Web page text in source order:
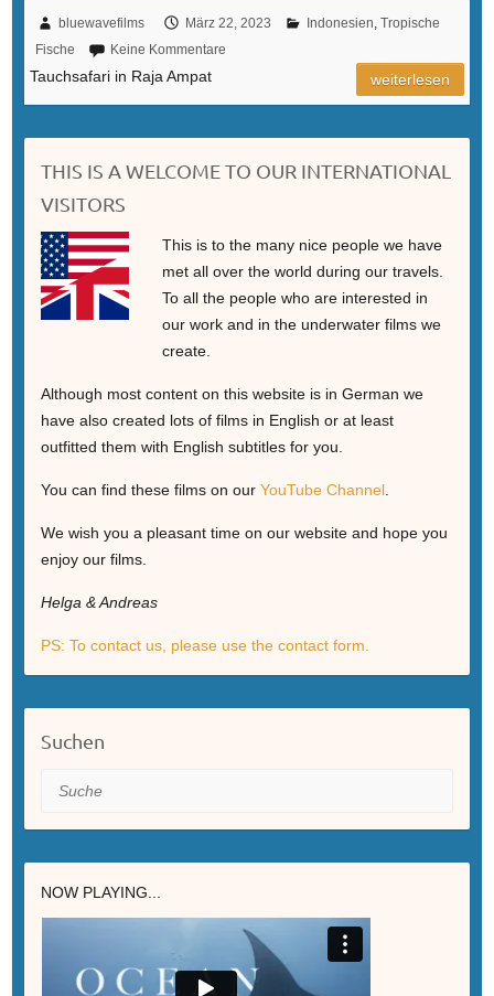
bluewavefilms März 22, 2023 Indonesien, Tropische
Fische
Keine Kommentare
Tauchsafari in Raja Ampat weiterlesen
THIS IS A WELCOME TO OUR INTERNATIONAL
VISITORS
This is to the many nice people we have
met all over the world during our travels.
To all the people who are interested in
our work and in the underwater films we
create.
Although most content on this website is in German we
have also created lots of films in English or at least
outfitted them with English subtitles for you.
You can find these films on our YouTube Channel.
We wish you a pleasant time on our website and hope you
enjoy our films.
Helga & Andreas
PS: To contact us, please use the contact form.
Suchen
Suche
NOW PLAYING...